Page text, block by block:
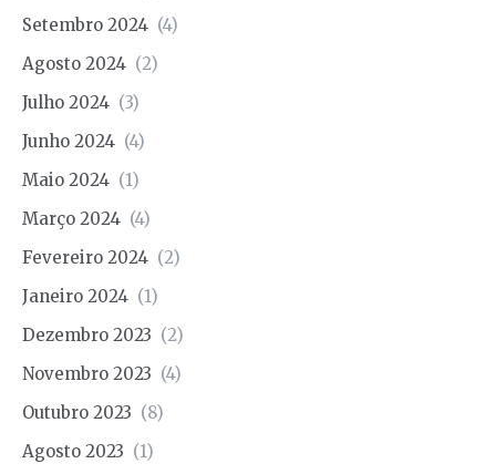
Setembro 2024 (4)
Agosto 2024 (2)
Julho 2024 (3)
Junho 2024 (4)
Maio 2024 (1)
Março 2024 (4)
Fevereiro 2024 (2)
Janeiro 2024 (1)
Dezembro 2023 (2)
Novembro 2023 (4)
Outubro 2023 (8)
Agosto 2023 (1)